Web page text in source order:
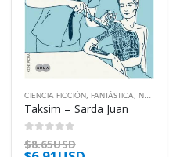
CIENCIA FICCIÓN , FANTÁSTICA, NARRATIVA
Taksim – Sarda Juan
0out of 5
$8.65USD